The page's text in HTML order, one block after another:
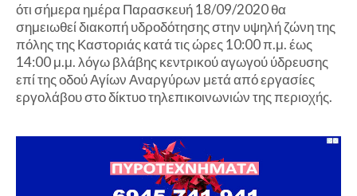
ότι σήμερα ημέρα Παρασκευή 18/09/2020 θα
σημειωθεί διακοπή υδροδότησης στην υψηλή ζώνη της
πόλης της Καστοριάς κατά τις ώρες 10:00 π.μ. έως
14:00 μ.μ. λόγω βλάβης κεντρικού αγωγού ύδρευσης
επί της οδού Αγίων Αναργύρων μετά από εργασίες
εργολάβου στο δίκτυο τηλεπικοινωνιών της περιοχής.